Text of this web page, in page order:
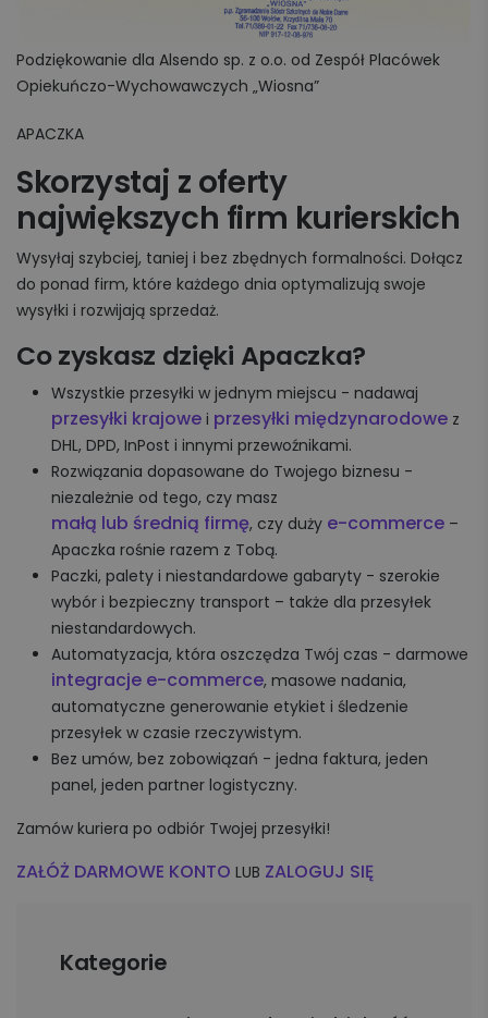
Podziękowanie dla Alsendo sp. z o.o. od Zespół Placówek
Opiekuńczo-Wychowawczych „Wiosna”
APACZKA
Skorzystaj z oferty
największych firm kurierskich
Wysyłaj szybciej, taniej i bez zbędnych formalności. Dołącz
do ponad firm, które każdego dnia optymalizują swoje
wysyłki i rozwijają sprzedaż.
Co zyskasz dzięki Apaczka?
Wszystkie przesyłki w jednym miejscu - nadawaj
przesyłki krajowe i przesyłki międzynarodowe z
DHL, DPD, InPost i innymi przewoźnikami.
Rozwiązania dopasowane do Twojego biznesu -
niezależnie od tego, czy masz
małą lub średnią firmę, czy duży e-commerce –
Apaczka rośnie razem z Tobą.
Paczki, palety i niestandardowe gabaryty - szerokie
wybór i bezpieczny transport – także dla przesyłek
niestandardowych.
Automatyzacja, która oszczędza Twój czas - darmowe
integracje e-commerce, masowe nadania,
automatyczne generowanie etykiet i śledzenie
przesyłek w czasie rzeczywistym.
Bez umów, bez zobowiązań - jedna faktura, jeden
panel, jeden partner logistyczny.
Zamów kuriera po odbiór Twojej przesyłki!
ZAŁÓŻ DARMOWE KONTO LUB ZALOGUJ SIĘ
Kategorie